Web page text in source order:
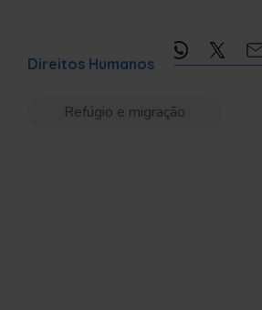
Direitos Humanos
Refúgio e migração